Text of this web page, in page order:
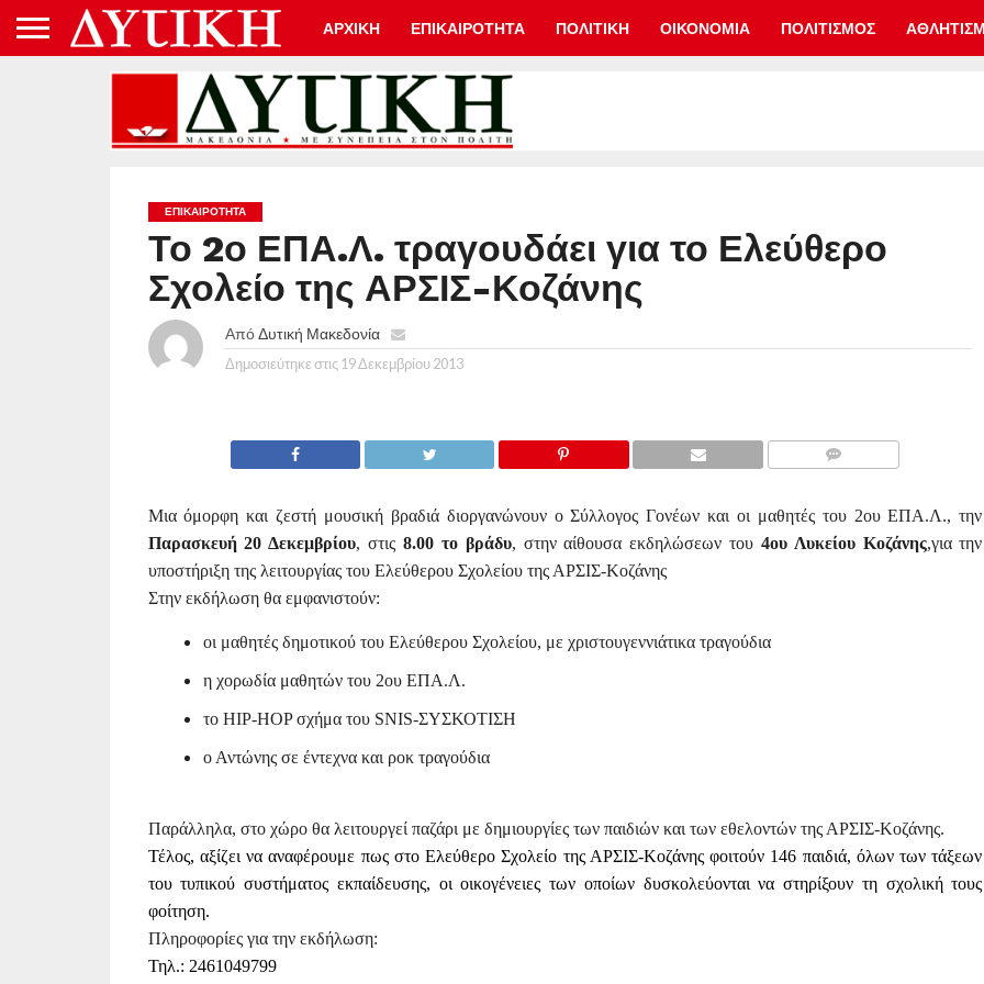
ΑΡΧΙΚΗ ΕΠΙΚΑΙΡΟΤΗΤΑ ΠΟΛΙΤΙΚΗ ΟΙΚΟΝΟΜΙΑ ΠΟΛΙΤΙΣΜΟΣ
ΕΠΙΚΑΙΡΟΤΗΤΑ
Το 2ο ΕΠΑ.Λ. τραγουδάει για το Ελεύθερο
Σχολείο της ΑΡΣΙΣ-Κοζάνης
ΑπόΔυτική Μακεδονία
Δημοσιεύτηκε στις 19 Δεκεμβρίου 2013
Μια όμορφη και ζεστή μουσική βραδιά διοργανώνουν ο Σύλλογος Γονέων και οι μαθητές του 2ου ΕΠΑ.Λ., την
Παρασκευή 20 Δεκεμβρίου, στις 8.00 το βράδυ, στην αίθουσα εκδηλώσεων του 4ου Λυκείου Κοζάνης,για την
υποστήριξη της λειτουργίας του Ελεύθερου Σχολείου της ΑΡΣΙΣ-Κοζάνης
Στην εκδήλωση θα εμφανιστούν:
οι μαθητές δημοτικού του Ελεύθερου Σχολείου, με χριστουγεννιάτικα τραγούδια
η χορωδία μαθητών του 2ου ΕΠΑ.Λ.
το HIP-HOP σχήμα του SNIS-ΣΥΣΚΟΤΙΣΗ
ο Αντώνης σε έντεχνα και ροκ τραγούδια
Παράλληλα, στο χώρο θα λειτουργεί παζάρι με δημιουργίες των παιδιών και των εθελοντών της ΑΡΣΙΣ-Κοζάνης.
Τέλος, αξίζει να αναφέρουμε πως στο Ελεύθερο Σχολείο της ΑΡΣΙΣ-Κοζάνης φοιτούν 146 παιδιά, όλων των τάξεων
του τυπικού συστήματος εκπαίδευσης, οι οικογένειες των οποίων δυσκολεύονται να στηρίξουν τη σχολική τους
φοίτηση.
Πληροφορίες για την εκδήλωση:
Τηλ.: 2461049799